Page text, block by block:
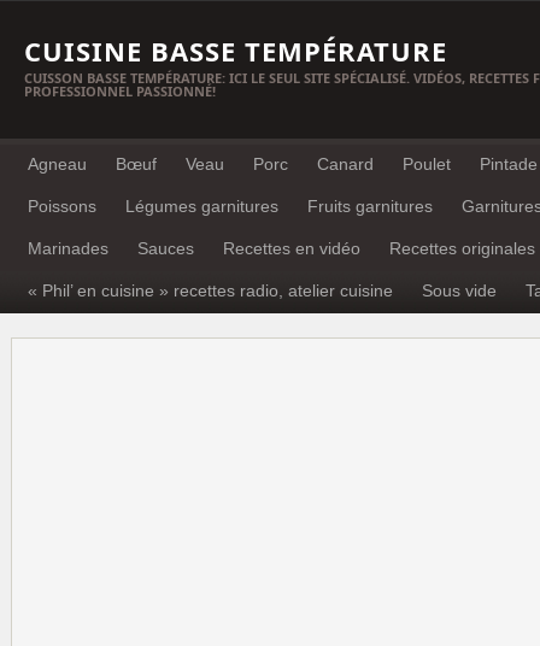
CUISINE BASSE TEMPÉRATURE
CUISSON BASSE TEMPÉRATURE: ICI LE SEUL SITE SPÉCIALISÉ. VIDÉOS, RECETTES
PROFESSIONNEL PASSIONNÉ!
Agneau Bœuf Veau Porc Canard Poulet Pintade
Poissons Légumes garnitures Fruits garnitures
Marinades Sauces Recettes en vidéo Recettes originales
« Phil’ en cuisine » recettes radio, atelier cuisine Sous vide